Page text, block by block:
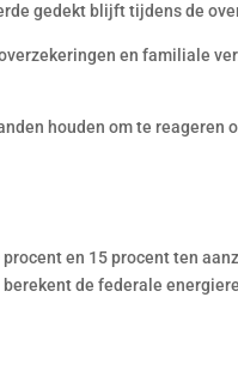
gedekt blijft tijdens de
en familiale
houden om te reageren
en 15 procent ten
de federale